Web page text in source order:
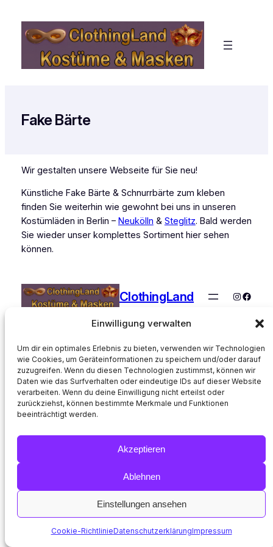
Einwilligung verwalten
Um dir ein optimales Erlebnis zu bieten, verwenden wir Technologien
wie Cookies, um Geräteinformationen zu speichern und/oder darauf
zuzugreifen. Wenn du diesen Technologien zustimmst, können wir
Daten wie das Surfverhalten oder eindeutige IDs auf dieser Website
verarbeiten. Wenn du deine Einwilligung nicht erteilst oder
zurückziehst, können bestimmte Merkmale und Funktionen
beeinträchtigt werden.
Akzeptieren
Ablehnen
Einstellungen ansehen
Cookie-RichtlinieDatenschutzerklärungImpressum
Inhalt
springen
Fake Bärte
Wir gestalten unsere Webseite für Sie neu!
Künstliche Fake Bärte & Schnurrbärte zum kleben
finden Sie weiterhin wie gewohnt bei uns in unseren
Kostümläden in Berlin – Neukölln & Steglitz. Bald werden
Sie wieder unser komplettes Sortiment hier sehen
können.
ClothingLand